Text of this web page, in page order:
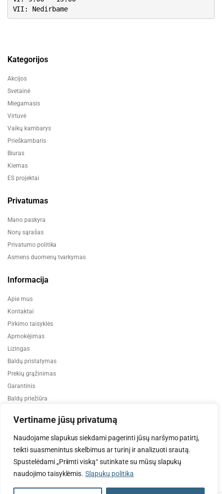
Vertiname jūsų privatumą
Naudojame slapukus siekdami pagerinti jūsų naršymo patirtį,
teikti suasmenintus skelbimus ar turinį ir analizuoti srautą.
Spustelėdami „Priimti viską“ sutinkate su mūsų slapukų
naudojimo taisyklėmis. Slapukų politika
VII: Nedirbame
Kategorijos
Akcijos
Svetainė
Miegamasis
Virtuvė
Vaikų kambarys
Prieškambaris
Biuras
Kiemas
ES projektai
Privatumas
Mano paskyra
Norų sąrašas
Privatumo politika
Asmens duomenų tvarkymas
Informacija
Apie mus
Kontaktai
Pirkimo taisyklės
Apmokėjimas
Lizingas
Baldų pristatymas
Prekių grąžinimas
Garantinis
Baldų priežiūra
2024 © Visos teisės saugomos. Be TauBaldai.lt sutikimo draudžiama